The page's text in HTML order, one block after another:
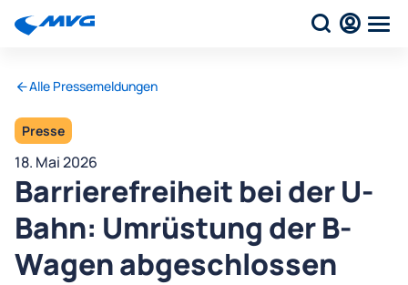
Alle Pressemeldungen
Presse
18. Mai 2026
Barrierefreiheit bei der U-
Bahn: Umrüstung der B-
Wagen abgeschlossen